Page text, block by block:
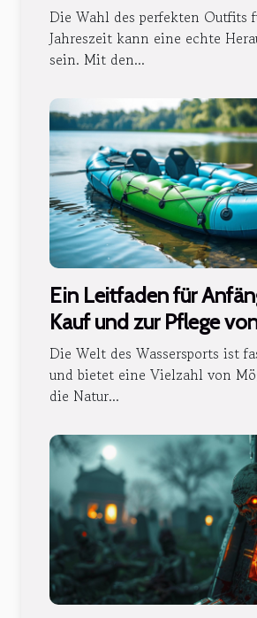
Die Wahl des perfekten Outfits
Jahreszeit kann eine echte
sein. Mit den...
Ein Leitfaden für
Kauf und zur Pflege
aufblasbaren Kajaks
Die Welt des Wassersports ist
und bietet eine Vielzahl von
die Natur...